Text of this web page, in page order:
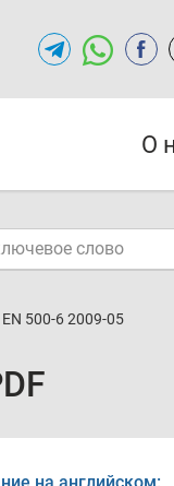
О
EN 500-6 2009-05